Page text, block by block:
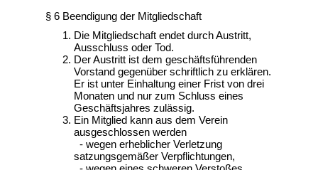
§ 6 Beendigung der Mitgliedschaft
Die Mitgliedschaft endet durch Austritt,
Ausschluss oder Tod.
Der Austritt ist dem geschäftsführenden
Vorstand gegenüber schriftlich zu erklären.
Er ist unter Einhaltung einer Frist von drei
Monaten und nur zum Schluss eines
Geschäftsjahres zulässig.
Ein Mitglied kann aus dem Verein
ausgeschlossen werden
- wegen erheblicher Verletzung
satzungsgemäßer Verpflichtungen,